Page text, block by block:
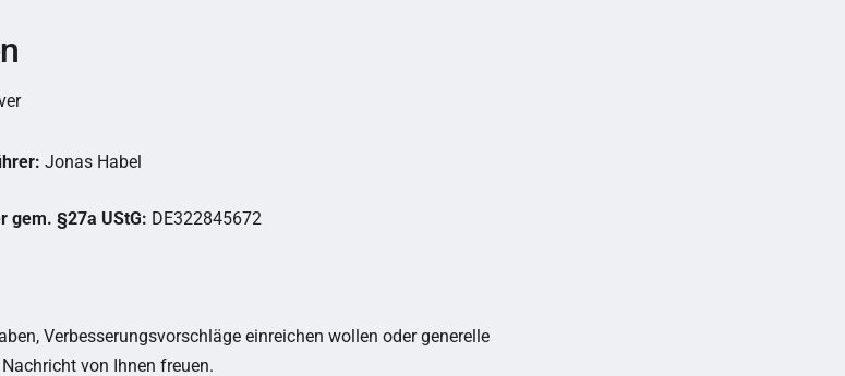
Jonas Habel
gem. §27a UStG: DE322845672
Verbesserungsvorschläge einreichen wollen oder generelle
von Ihnen freuen.